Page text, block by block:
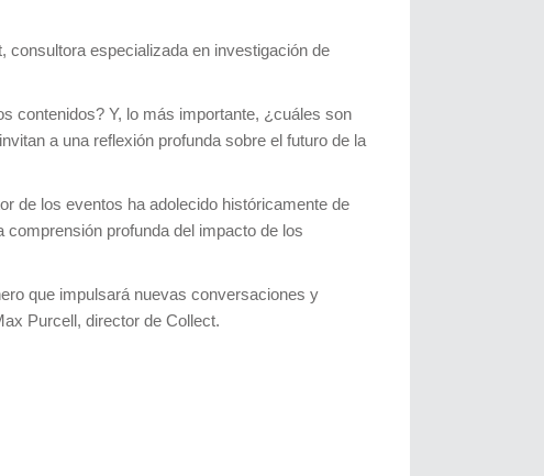
consultora especializada en investigación de
contenidos? Y, lo más importante, ¿cuáles son
a una reflexión profunda sobre el futuro de la
de los eventos ha adolecido históricamente de
profunda del impacto de los
que impulsará nuevas conversaciones y
Purcell, director de Collect.